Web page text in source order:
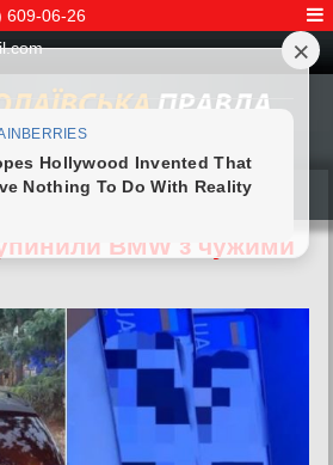
609-06-26
BMW з чужими